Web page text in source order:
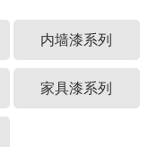
内墙漆系列
家具漆系列